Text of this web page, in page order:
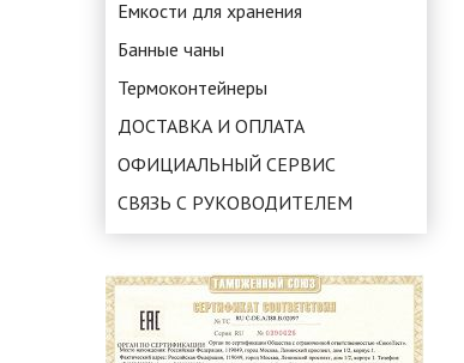
Емкости для хранения
Банные чаны
Термоконтейнеры
ДОСТАВКА И ОПЛАТА
ОФИЦИАЛЬНЫЙ СЕРВИС
СВЯЗЬ С РУКОВОДИТЕЛЕМ